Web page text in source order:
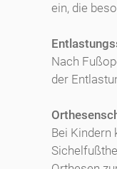
ein, die
Nach
der
Bei Kindern